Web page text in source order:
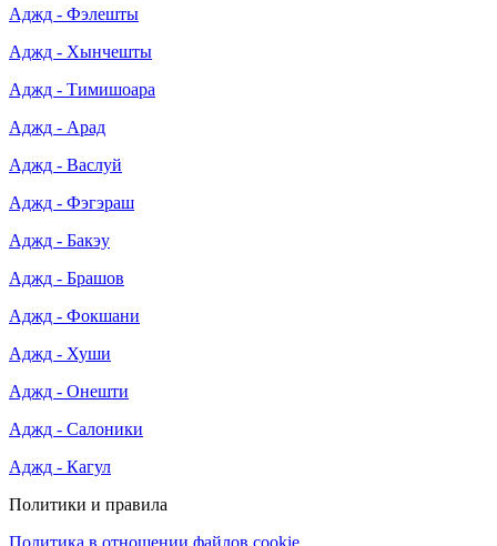
Аджд - Фэлешты
Аджд - Хынчешты
Аджд - Тимишоара
Аджд - Арад
Аджд - Васлуй
Аджд - Фэгэраш
Аджд - Бакэу
Аджд - Брашов
Аджд - Фокшани
Аджд - Хуши
Аджд - Онешти
Аджд - Салоники
Аджд - Кагул
Политики и правила
Политика в отношении файлов cookie